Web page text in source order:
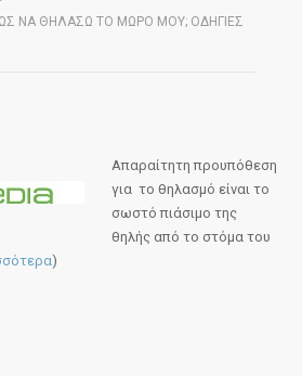
ΝΑ ΘΗΛΆΣΩ ΤΟ ΜΩΡΌ ΜΟΥ; ΟΔΗΓΊΕΣ
Απαραίτητη προυπόθεση
για το θηλασμό είναι το
σωστό πιάσιμο της
θηλής από το στόμα του
)